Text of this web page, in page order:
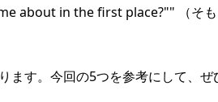
about in the first place?"" （そも
ます。今回の5つを参考にして、ぜ